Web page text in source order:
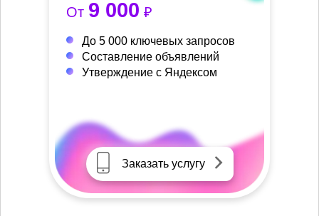
От 9 000 ₽
До 5 000 ключевых запросов
Составление объявлений
Утверждение с Яндексом
Заказать услугу